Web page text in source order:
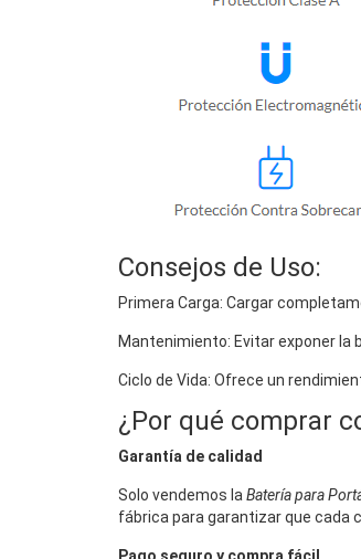
Consejos de Uso:
Primera Carga: Cargar
Mantenimiento: Evitar exponer
Ciclo de Vida: Ofrece un
¿Por qué comprar
Garantía de calidad
Solo vendemos laBatería para
fábrica para garantizar que cada